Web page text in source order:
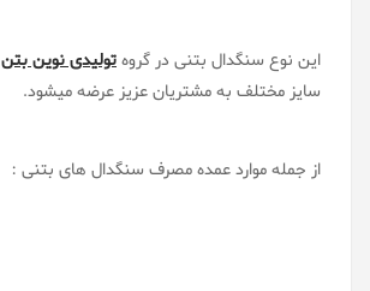
این نوع سنگدال بتنی در گروهتولیدی نوین بتن
سایز مختلف به مشتریان عزیز عرضه میشود.
از جمله موارد عمده مصرف سنگدال های بتنی :